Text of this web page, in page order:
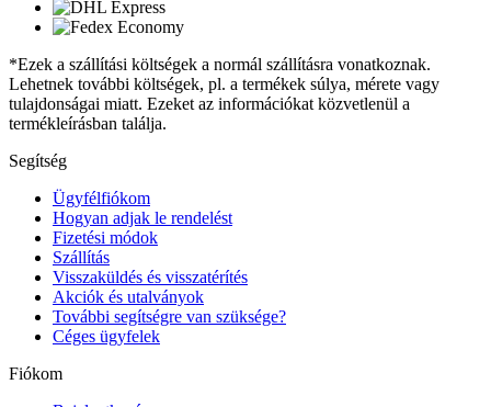
*Ezek a szállítási költségek a normál szállításra vonatkoznak.
Lehetnek további költségek, pl. a termékek súlya, mérete vagy
tulajdonságai miatt. Ezeket az információkat közvetlenül a
termékleírásban találja.
Segítség
Ügyfélfiókom
Hogyan adjak le rendelést
Fizetési módok
Szállítás
Visszaküldés és visszatérítés
Akciók és utalványok
További segítségre van szüksége?
Céges ügyfelek
Fiókom